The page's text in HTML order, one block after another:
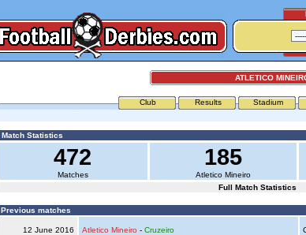
ATLETICO
Club Results Stadium
Match Statistics
472
Matches
185
Atletico Mineiro
Full Match Statistics
Previous matches
12 June 2016 Atletico Mineiro - Cruzeiro